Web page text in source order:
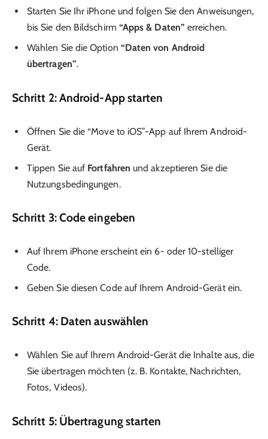
Starten Sie Ihr iPhone und folgen Sie den Anweisungen,
bis Sie den Bildschirm “Apps & Daten” erreichen.
Wählen Sie die Option “Daten von Android
übertragen”.
Schritt 2: Android-App starten
Öffnen Sie die “Move to iOS”-App auf Ihrem Android-
Gerät.
Tippen Sie auf Fortfahren und akzeptieren Sie die
Nutzungsbedingungen.
Schritt 3: Code eingeben
Auf Ihrem iPhone erscheint ein 6- oder 10-stelliger
Code.
Geben Sie diesen Code auf Ihrem Android-Gerät ein.
Schritt 4: Daten auswählen
Wählen Sie auf Ihrem Android-Gerät die Inhalte aus, die
Sie übertragen möchten (z. B. Kontakte, Nachrichten,
Fotos, Videos).
Schritt 5: Übertragung starten